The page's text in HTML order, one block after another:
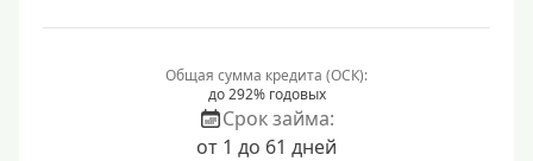
Общая сумма кредита (ОСК):
до 292% годовых
Срок займа:
от 1 до 61 дней